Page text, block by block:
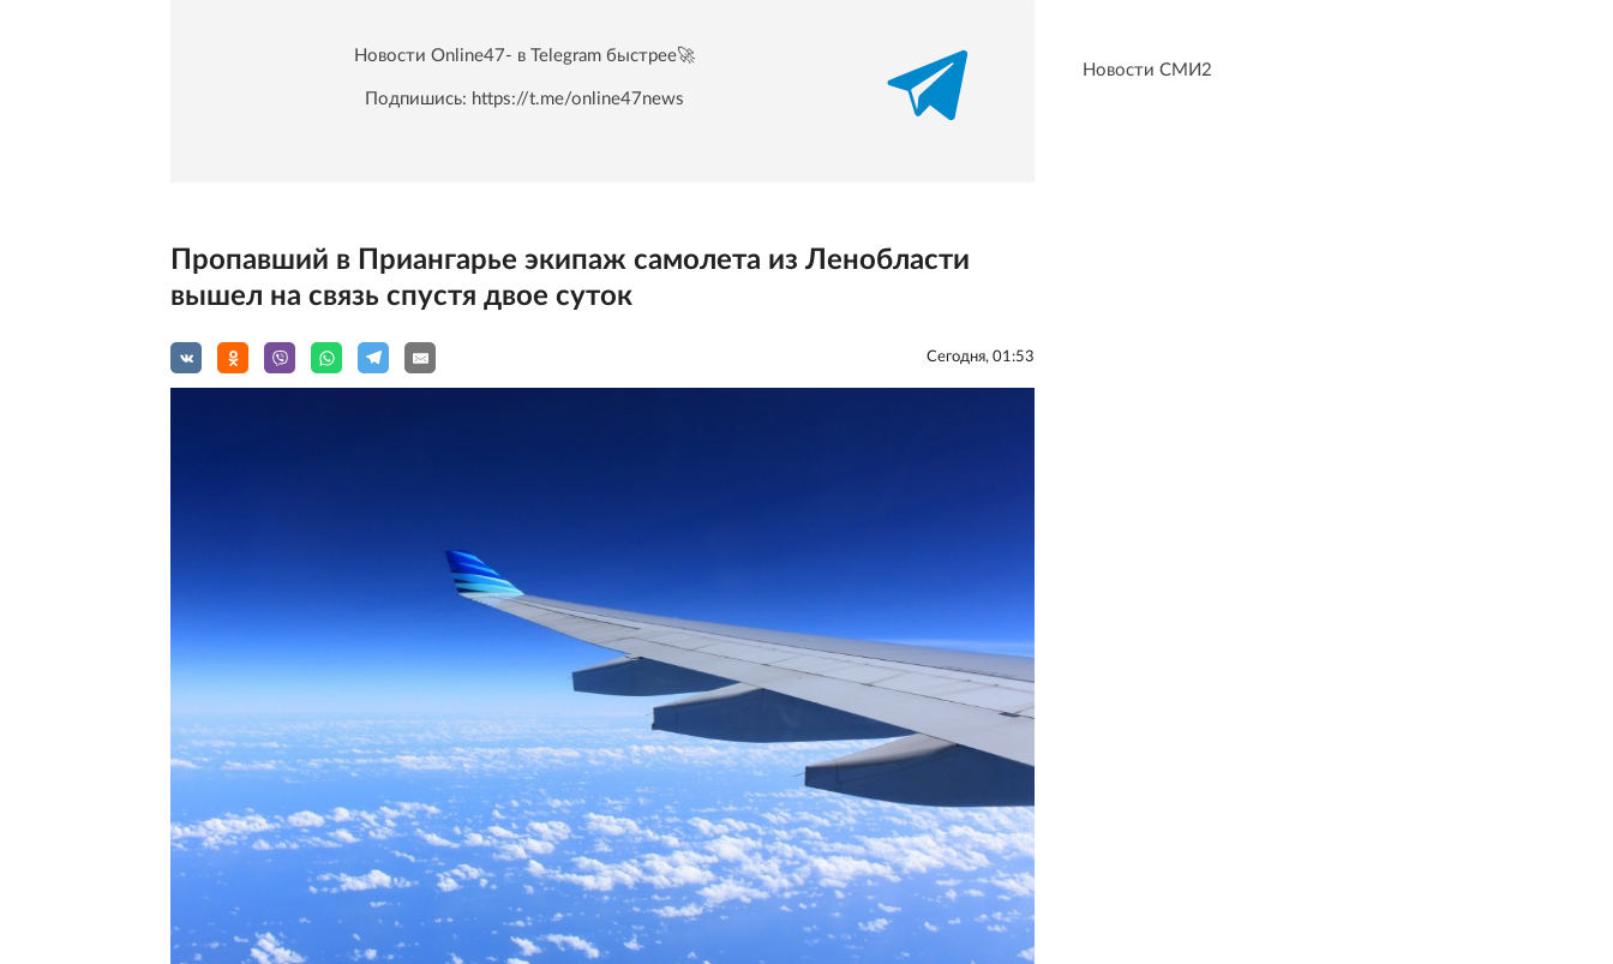
Новости Online47- в Telegram быстрее🚀
Подпишись: https://t.me/online47news
Пропавший в Приангарье экипаж самолета из Ленобласти
вышел на связь спустя двое суток
Сегодня, 01:53
Новости СМИ2